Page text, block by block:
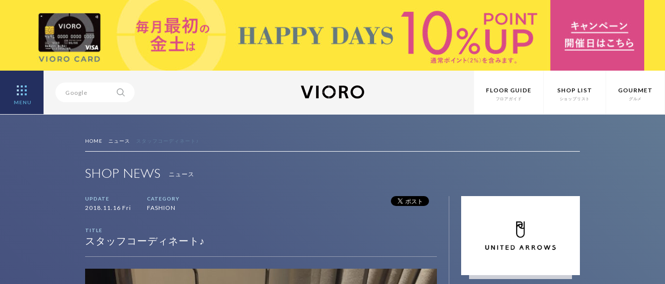
MENU
FLOOR GUIDE
フロアガイド
SHOP LIST
ショップリスト
GOURMET
グルメ
HOME ニュース スタッフコーディネート♪
SHOP NEWS ニュース
UPDATE
2018.11.16 Fri
CATEGORY
FASHION
TITLE
スタッフコーディネート♪